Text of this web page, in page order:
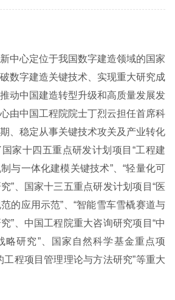
中心定位于我国数字建造领域的国家
数字建造关键技术、实现重大研究成
动中国建造转型升级和高质量发展发
由中国工程院院士丁烈云担任首席科
、稳定从事关键技术攻关及产业转化
家十四五重点研发计划项目“工程建
与一体化建模关键技术”、“轻量化可
”、国家十三五重点研发计划项目“医
的应用示范”、“智能雪车雪橇赛道与
”、中国工程院重大咨询研究项目“中
略研究”、国家自然科学基金重点项
工程项目管理理论与方法研究”等重大